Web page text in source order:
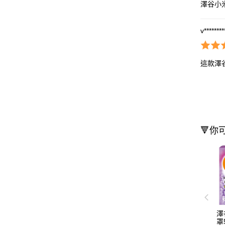
澤谷小
這款澤
🔻你
澤